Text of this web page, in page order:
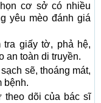
cơ sở có nhiều
yêu mèo đánh giá
tra giấy tờ, phả hệ,
an toàn di truyền.
sẽ, thoáng mát,
bệnh.
dõi của bác sĩ